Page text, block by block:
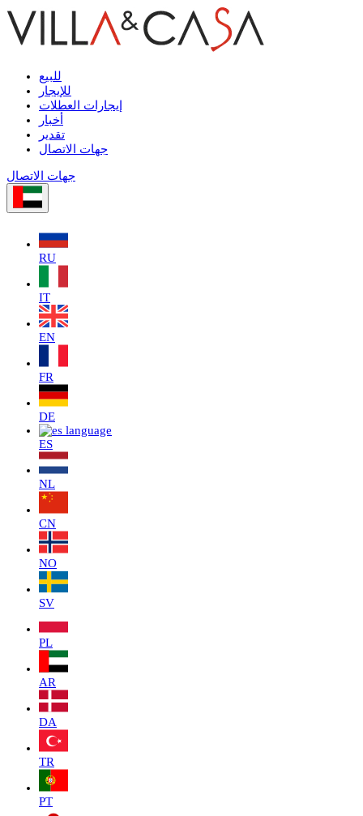
للبيع
للإيجار
إيجارات العطلات
أخبار
تقدير
جهات الاتصال
جهات الاتصال
RU
IT
EN
FR
DE
ES
NL
CN
NO
SV
PL
AR
DA
TR
PT